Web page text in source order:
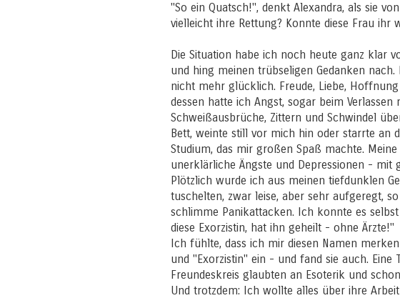
"So ein Quatsch!", denkt Alexandra, als sie
vielleicht ihre Rettung? Konnte diese Frau ihr
Die Situation habe ich noch heute ganz klar
und hing meinen trübseligen Gedanken
nicht mehr glücklich. Freude, Liebe,
dessen hatte ich Angst, sogar beim Verlassen
Schweißausbrüche, Zittern und Schwindel
Bett, weinte still vor mich hin oder starrte an
Studium, das mir großen Spaß machte.
unerklärliche Ängste und Depressionen - mit
Plötzlich wurde ich aus meinen tiefdunklen
tuschelten, zwar leise, aber sehr aufgeregt,
schlimme Panikattacken. Ich konnte es
diese Exorzistin, hat ihn geheilt - ohne Ärzte!"
Ich fühlte, dass ich mir diesen Namen
und "Exorzistin" ein - und fand sie auch.
Freundeskreis glaubten an Esoterik und
Und trotzdem: Ich wollte alles über ihre